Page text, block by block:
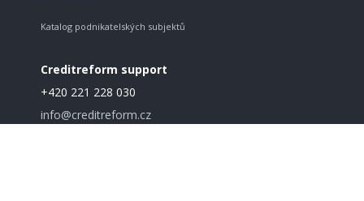
Katalog podnikatelských subjektů
Creditreform support
+420 221 228 030
info@creditreform.cz